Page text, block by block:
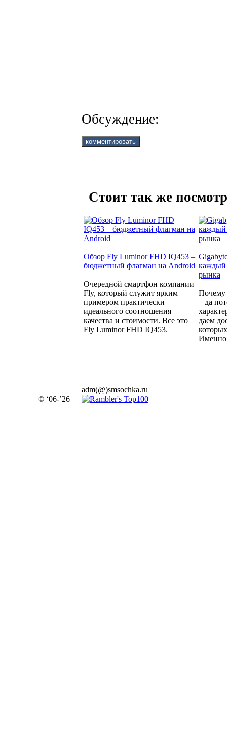
Обсуждение:
Стоит так же
Обзор Fly Luminor FHD IQ453 –
бюджетный флагман на Android
Очередной смартфон компании
Fly, который служит ярким
примером практически
идеального соотношения
качества и стоимости. Все это
Fly Luminor FHD IQ453.
каждый
рынка
Почему
– да
даем
Именно
© ‘06-’26
adm(@)smsochka.ru